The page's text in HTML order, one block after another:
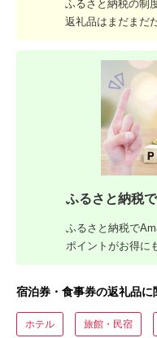
ふるさと納税の制
返礼品はまだまだ
ふるさと納税
ふるさと納税で
ポイントがお得に
宿泊券・食事券の返礼品に
ホテル 旅館・民宿